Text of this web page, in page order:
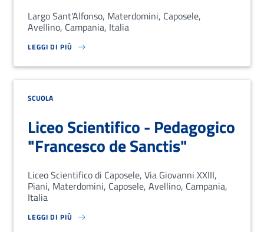
Largo Sant'Alfonso, Materdomini, Caposele,
Avellino, Campania, Italia
LEGGI DI PIÙ
SU LOREM IPSUM DOLOR SIT AMET, CONSECTETUR ADIPISCING
SCUOLA
Liceo Scientifico - Pedagogico
"Francesco de Sanctis"
Liceo Scientifico di Caposele, Via Giovanni XXIII,
Piani, Materdomini, Caposele, Avellino, Campania,
Italia
LEGGI DI PIÙ
SU LOREM IPSUM DOLOR SIT AMET, CONSECTETUR ADIPISCING